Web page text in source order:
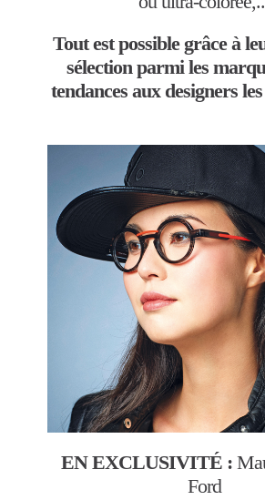
Tout est possible grâce à
sélection parmi les
tendances aux designers
EN EXCLUSIVITÉ :
Ford